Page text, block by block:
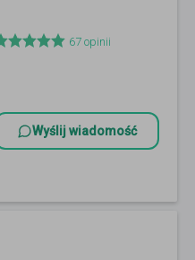
67 opinii
Wyślij wiadomość